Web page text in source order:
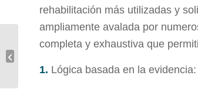
rehabilitación más utilizadas y
ampliamente avalada por
completa y exhaustiva que
1. Lógica basada en la